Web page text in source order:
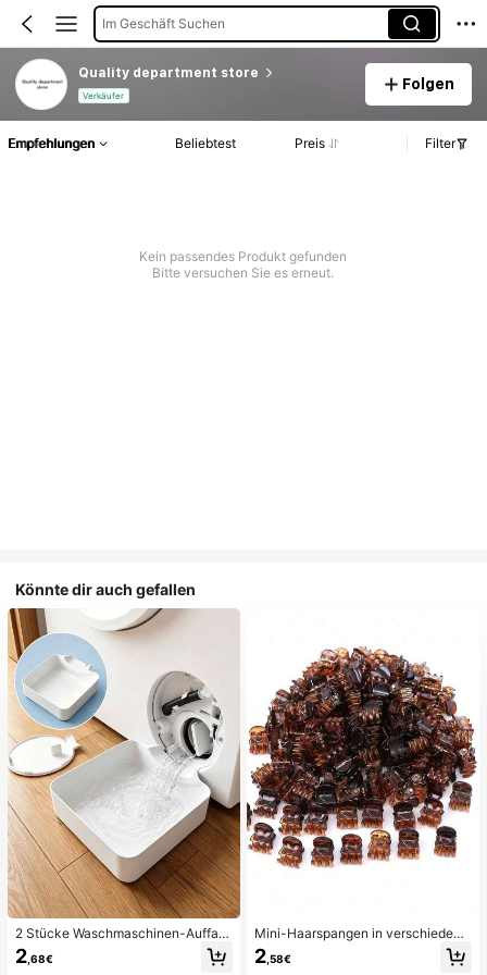
Im Geschäft Suchen
Quality department store
Verkäufer
Folgen
Empfehlungen Beliebtest Preis Filter
Kein passendes Produkt gefunden
Bitte versuchen Sie es erneut.
Könnte dir auch gefallen
2 Stücke Waschmaschinen-Auffan
gwanne Tropfschale, wasserdichte
Bodenschutzmatte für Waschraum,
2 ,68€
Mini-Haarspangen in verschiedene
n Farben, geeignet für Frauenfrisure
n und dekorative Haaraccessoires,
2 ,58€